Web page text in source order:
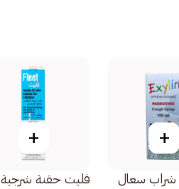
+
شراب سعال
+
فليت حقنة شرجية